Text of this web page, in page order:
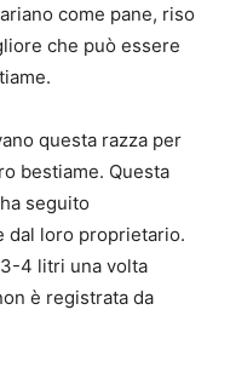
come pane, riso
che può essere
questa razza per
bestiame. Questa
seguito
dal loro proprietario.
4 litri una volta
è registrata da